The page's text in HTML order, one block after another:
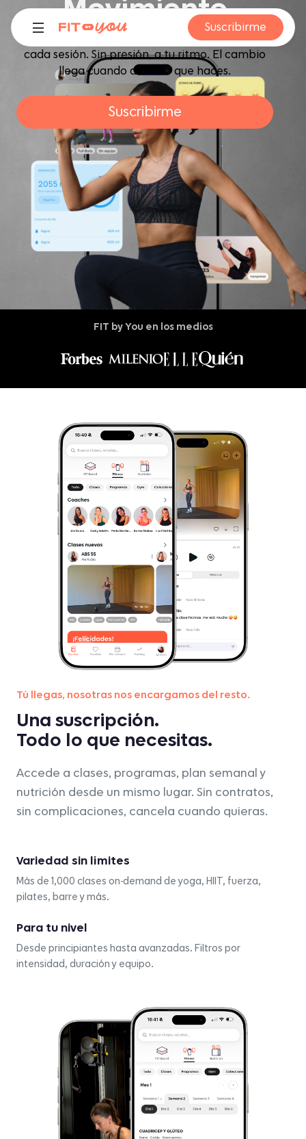
Suscribirme
Movimiento
Miles de clases diseñadas para que disfrutes
cada sesión. Sin presión, a tu ritmo. El cambio
llega cuando amas lo que haces.
Suscribirme
FIT by You en los medios
Tú llegas, nosotras nos encargamos del resto.
Una suscripción.
Todo lo que necesitas.
Accede a clases, programas, plan semanal y
nutrición desde un mismo lugar. Sin contratos,
sin complicaciones, cancela cuando quieras.
Variedad sin límites
Más de 1,000 clases on-demand de yoga, HIIT, fuerza,
pilates, barre y más.
Para tu nivel
Desde principiantes hasta avanzadas. Filtros por
intensidad, duración y equipo.